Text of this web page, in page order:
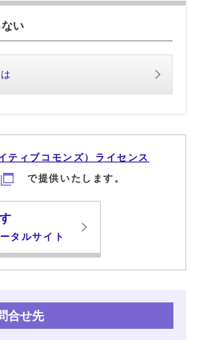
い
ティブコモンズ）ライセンス
で提供いたします。
タルサイト
合せ先